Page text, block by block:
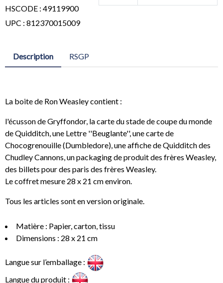
HSCODE : 49119900
UPC : 812370015009
Description RSGP
La boite de Ron Weasley contient :
l'écusson de Gryffondor, la carte du stade de coupe du monde
de Quidditch, une Lettre ''Beuglante'', une carte de
Chocogrenouille (Dumbledore), une affiche de Quidditch des
Chudley Cannons, un packaging de produit des frères Weasley,
des billets pour des paris des frères Weasley.
Le coffret mesure 28 x 21 cm environ.
Tous les articles sont en version originale.
Matière : Papier, carton, tissu
Dimensions : 28 x 21 cm
Langue sur l’emballage :
Langue du produit :